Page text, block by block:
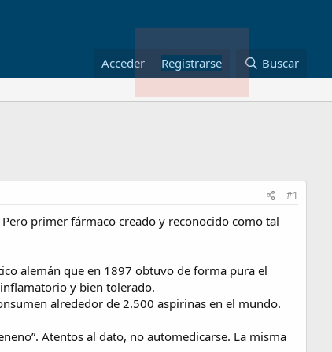
Acceder Registrarse Buscar
#1
primer fármaco creado y reconocido como tal
alemán que en 1897 obtuvo de forma pura el
y bien tolerado.
alrededor de 2.500 aspirinas en el mundo.
Atentos al dato, no automedicarse. La misma